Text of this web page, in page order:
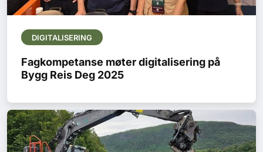
DIGITALISERING
Fagkompetanse møter digitalisering på
Bygg Reis Deg 2025